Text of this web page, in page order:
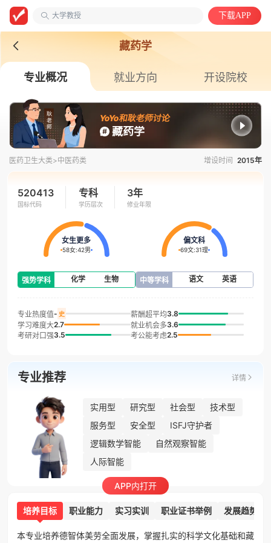
大学教授
下载APP
藏药学
专业概况 就业方向 开设院校
YoYo和耿老师讨论
藏药学
医药卫生大类>中医药类 增设时间 2015年
520413
国标代码
专科
学历层次
3年
修业年限
女生更多
58女:42男
偏文科
69文:31理
强势学科 化学 生物 中等学科 语文 英语
专业热度值- 史 薪酬超平均3.8
学习难度大2.7 就业机会多3.6
考研对口强3.5 考公能考虑2.5
专业推荐 详情
实用型 研究型 社会型
技术型
服务型
安全型
ISFJ守护者
逻辑数学智能
自然观察智能
人际智能
培养目标 职业能力 实习实训 职业证书举例 发展趋势
本专业培养德智体美劳全面发展，掌握扎实的科学文化基础和藏
APP内打开